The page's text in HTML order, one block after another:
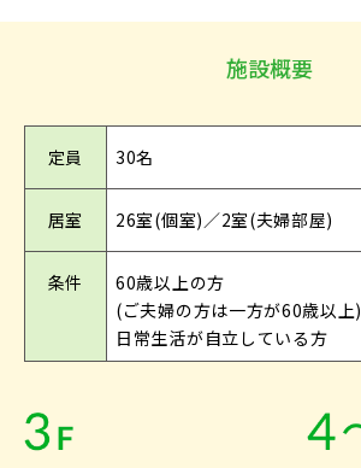
施設概要
定員 30名
居室 26室(個室)／2室(夫婦部屋)
条件
60歳以上の方
(ご夫婦の方は一方が60歳以上)
日常生活が自立している方